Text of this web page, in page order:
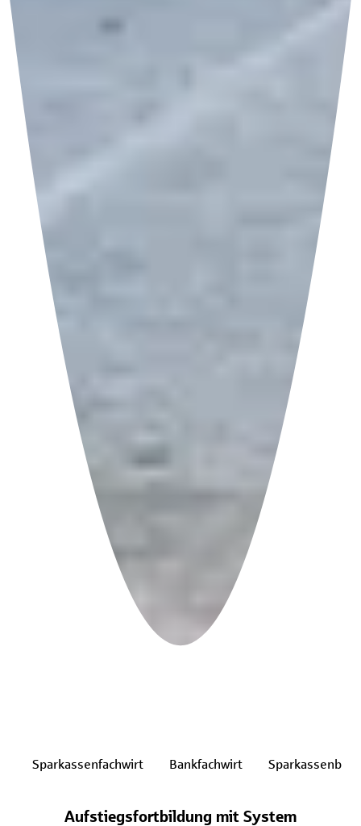
Sparkassenfachwirt Bankfachwirt
Aufstiegsfortbildung mit System